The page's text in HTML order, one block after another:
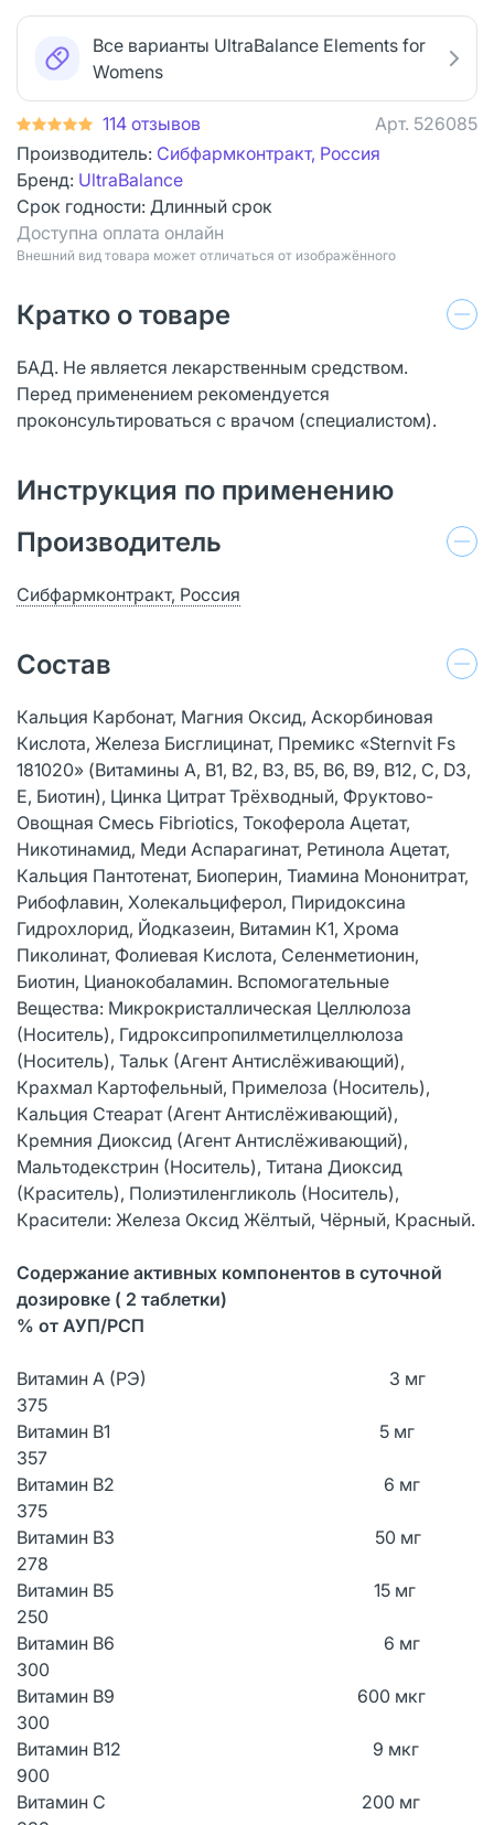
Все варианты UltraBalance Elements for
Womens
114 отзывов Арт. 526085
Производитель: Сибфармконтракт, Россия
Бренд: UltraBalance
Срок годности: Длинный срок
Доступна оплата онлайн
Bнешний вид товара может отличаться от изображённого
Кратко о товаре
БАД. Не является лекарственным средством.
Перед применением рекомендуется
проконсультироваться с врачом (специалистом).
Инструкция по применению
Производитель
Сибфармконтракт, Россия
Состав
Кальция Карбонат, Магния Оксид, Аскорбиновая
Кислота, Железа Бисглицинат, Премикс «Sternvit Fs
181020» (Витамины А, В1, В2, В3, В5, В6, В9, В12, С, D3,
Е, Биотин), Цинка Цитрат Трёхводный, Фруктово-
Овощная Смесь Fibriotics, Токоферола Ацетат,
Никотинамид, Меди Аспарагинат, Ретинола Ацетат,
Кальция Пантотенат, Биоперин, Тиамина Мононитрат,
Рибофлавин, Холекальциферол, Пиридоксина
Гидрохлорид, Йодказеин, Витамин К1, Хрома
Пиколинат, Фолиевая Кислота, Селенметионин,
Биотин, Цианокобаламин. Вспомогательные
Вещества: Микрокристаллическая Целлюлоза
(Носитель), Гидроксипропилметилцеллюлоза
(Носитель), Тальк (Агент Антислёживающий),
Крахмал Картофельный, Примелоза (Носитель),
Кальция Стеарат (Агент Антислёживающий),
Кремния Диоксид (Агент Антислёживающий),
Мальтодекстрин (Носитель), Титана Диоксид
(Краситель), Полиэтиленгликоль (Носитель),
Красители: Железа Оксид Жёлтый, Чёрный, Красный.
Содержание активных компонентов в суточной
дозировке ( 2 таблетки)
% от АУП/РСП
Витамин А (РЭ) 3 мг
375
Витамин В1 5 мг
357
Витамин В2 6 мг
375
Витамин B3 50 мг
278
Витамин B5 15 мг
250
Витамин B6 6 мг
300
Витамин B9 600 мкг
300
Витамин B12 9 мкг
900
Витамин C 200 мг